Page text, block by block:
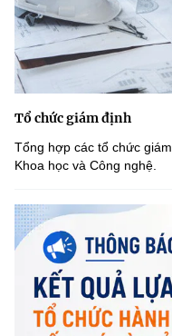
Tổ chức giám định
Tổng hợp các tổ chức
Khoa học và Công nghệ.